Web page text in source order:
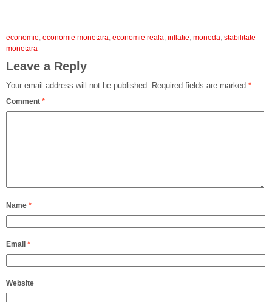
economie, economie monetara, economie reala, inflatie, moneda, stabilitate
monetara
Leave a Reply
Your email address will not be published. Required fields are marked *
Comment *
Name *
Email *
Website